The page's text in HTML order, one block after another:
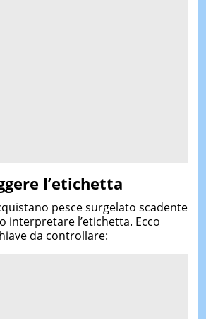
l’etichetta
pesce surgelato scadente
interpretare l’etichetta. Ecco
da controllare: